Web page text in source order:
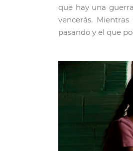
que hay una
vencerás.
pasando y el que